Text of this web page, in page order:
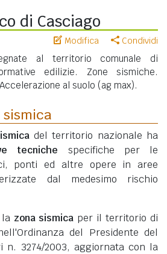
di Casciago
Modifica Condividi
al territorio comunale di
edilizie. Zone sismiche.
al suolo (ag max).
sismica
del territorio nazionale ha
tecniche specifiche per le
ponti ed altre opere in aree
dal medesimo rischio
zona sismica per il territorio di
del Presidente del
n. 3274/2003, aggiornata con la